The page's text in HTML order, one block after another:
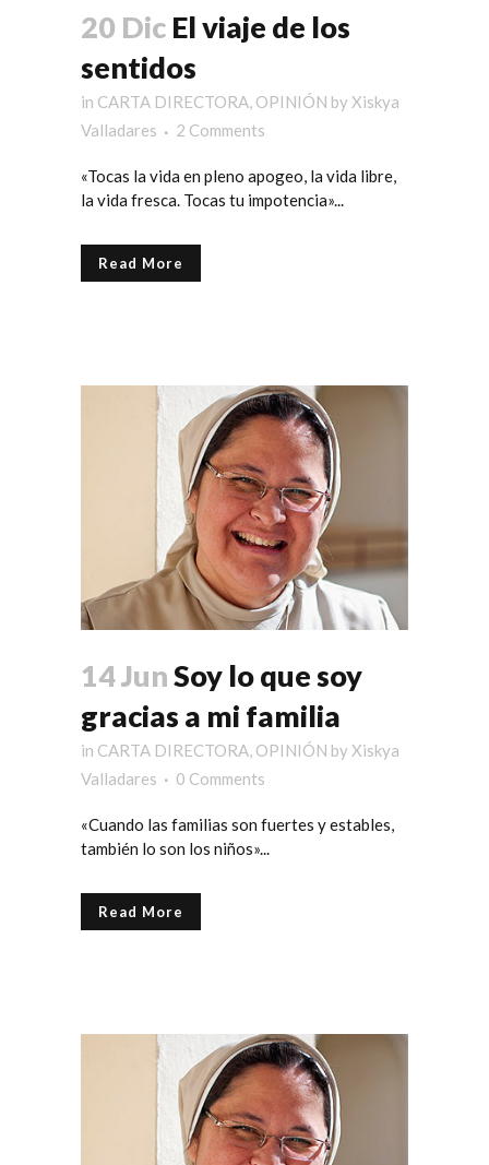
20 Dic El viaje de los
sentidos
in CARTA DIRECTORA, OPINIÓN by Xiskya
Valladares
2 Comments
«Tocas la vida en pleno apogeo, la vida libre,
la vida fresca. Tocas tu impotencia»...
Read More
14 JunSoy lo que soy
gracias a mi familia
in CARTA DIRECTORA, OPINIÓN by Xiskya
Valladares
0 Comments
«Cuando las familias son fuertes y estables,
también lo son los niños»...
Read More